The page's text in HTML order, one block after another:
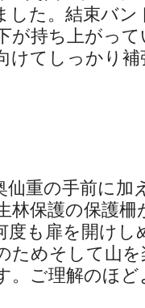
した。結束バ
が持ち上がっ
けてしっかり
仙重の手前に加
林保護の保護
度も扉を開け
ためそして山
。ご理解のほ